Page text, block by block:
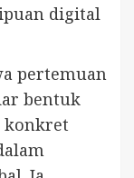
digital
pertemuan
bentuk
konkret